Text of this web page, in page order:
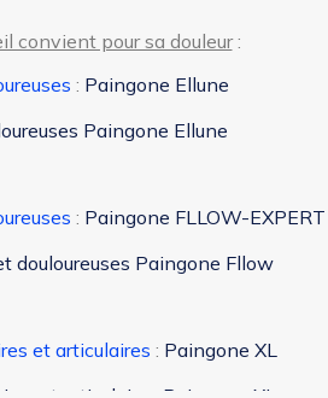
convient pour sa douleur:
: Paingone Ellune
: Paingone FLLOW-EXPERT
et articulaires : Paingone XL